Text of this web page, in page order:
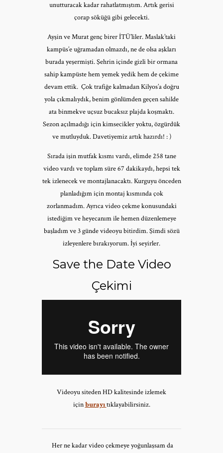
unutturacak kadar rahatlatmıştım. Artık gerisi
çorap söküğü gibi gelecekti.
Ayşin ve Murat genç birer İTÜ’liler. Maslak’taki
kampüs’e uğramadan olmazdı, ne de olsa aşkları
burada yeşermişti. Şehrin içinde gizli bir ormana
sahip kampüste hem yemek yedik hem de çekime
devam ettik. Çok trafiğe kalmadan Kilyos’a doğru
yola çıkmalıydık, benim gönlümden geçen sahilde
ata binmekve uçsuz bucaksız plajda koşmaktı.
Sezon açılmadığı için kimsecikler yoktu, özgürdük
ve mutluyduk. Davetiyemiz artık hazırdı! : )
Sırada işin mutfak kısmı vardı, elimde 258 tane
video vardı ve toplam süre 67 dakikaydı, hepsi tek
tek izlenecek ve montajlanacaktı. Kurguyu önceden
planladığım için montaj kısmında çok
zorlanmadım. Ayrıca video çekme konusundaki
istediğim ve heyecanım ile hemen düzenlemeye
başladım ve 3 günde videoyu bitirdim. Şimdi sözü
izleyenlere bırakıyorum. İyi seyirler.
Save the Date Video
Çekimi
Videoyu siteden HD kalitesinde izlemek
içinburayıtıklayabilirsiniz.
Her ne kadar video çekmeye yoğunlaşsam da